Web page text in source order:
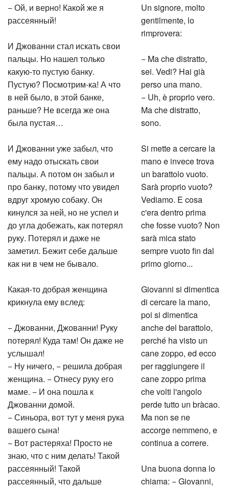
− Ой, и верно! Какой же я
рассеянный!
И Джованни стал искать свои
пальцы. Но нашел только
какую-то пустую банку.
Пустую? Посмотрим-ка! А что
в ней было, в этой банке,
раньше? Не всегда же она
была пустая…
И Джованни уже забыл, что
ему надо отыскать свои
пальцы. А потом он забыл и
про банку, потому что увидел
вдруг хромую собаку. Он
кинулся за ней, но не успел и
до угла добежать, как потерял
руку. Потерял и даже не
заметил. Бежит себе дальше
как ни в чем не бывало.
Какая-то добрая женщина
крикнула ему вслед:
− Джованни, Джованни! Руку
потерял! Куда там! Он даже не
услышал!
− Ну ничего, − решила добрая
женщина. − Отнесу руку его
маме. − И она пошла к
Джованни домой.
− Синьора, вот тут у меня рука
вашего сына!
− Вот растеряха! Просто не
знаю, что с ним делать! Такой
рассеянный! Такой
рассеянный, что дальше
Un signore, molto
gentilmente, lo
rimprovera:
− Ma che distratto,
sei. Vedi? Hai già
perso una mano.
− Uh, è proprio vero.
Ma che distratto,
sono.
Si mette a cercare la
mano e invece trova
un barattolo vuoto.
Sarà proprio vuoto?
Vediamo. E cosa
c'era dentro prima
che fosse vuoto? Non
sarà mica stato
sempre vuoto fin dal
primo giorno...
Giovanni si dimentica
di cercare la mano,
poi si dimentica
anche del barattolo,
perché ha visto un
cane zoppo, ed ecco
per raggiungere il
cane zoppo prima
che volti l'angolo
perde tutto un bràcao.
Ma non se ne
accorge nemmeno, e
continua a correre.
Una buona donna lo
chiama: − Giovanni,